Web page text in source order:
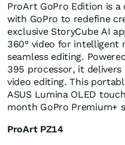
ProArt GoPro Edition is
with GoPro to redefine
exclusive StoryCube AI
360° video for intelligent
seamless editing.
395 processor, it
video editing. This
ASUS Lumina OLED
month GoPro Premium+
ProArt PZ14